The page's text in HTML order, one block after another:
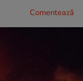
Comentează